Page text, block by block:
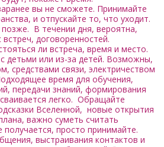
вы не сможете. Принимайте
и отпускайте то, что уходит.
позже. В течении дня, вероятна,
договоренностей.
ли встреча, время и место.
детьми или из-за детей. Возможны,
средствами связи, электричеством
время для обучения,
передачи знаний, формирования
легко. Обращайте
Вселенной, новые открытия
важно суметь считать
просто принимайте.
выстраивания контактов и